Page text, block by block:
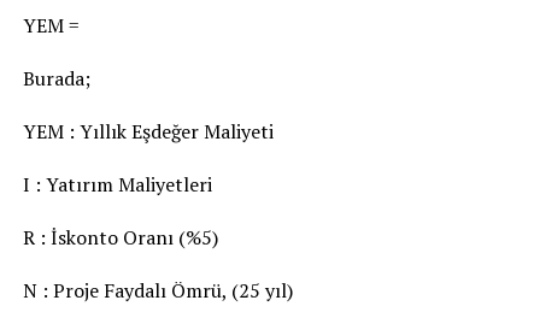
YEM =
Burada;
YEM : Yıllık Eşdeğer Maliyeti
I : Yatırım Maliyetleri
R : İskonto Oranı (%5)
N : Proje Faydalı Ömrü, (25 yıl)